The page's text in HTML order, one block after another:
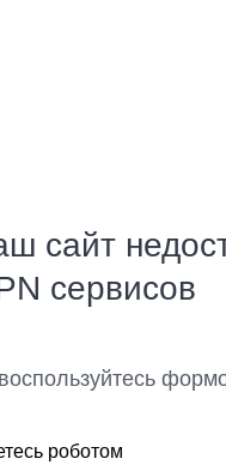
сайт
сервисов
роботом